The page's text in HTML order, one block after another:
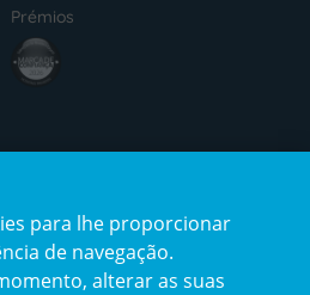
Prémios
award4
certification3
para lhe proporcionar
de navegação.
alterar as suas